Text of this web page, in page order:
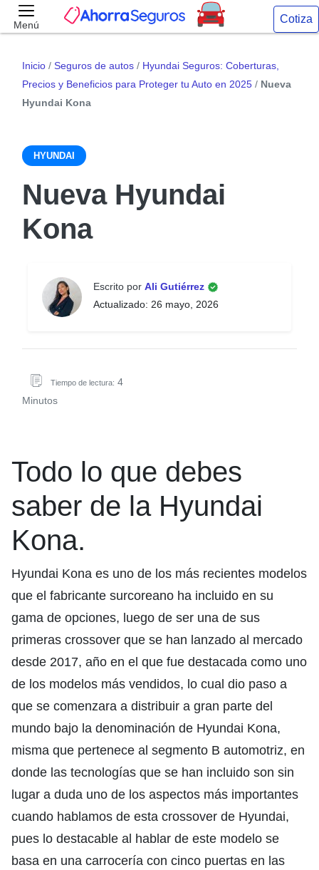
Menú Cotiza
Inicio / Seguros de autos / Hyundai Seguros: Coberturas,
Precios y Beneficios para Proteger tu Auto en 2025 / Nueva
Hyundai Kona
HYUNDAI
Nueva Hyundai
Kona
Escrito por Ali Gutiérrez
Actualizado: 26 mayo, 2026
Tiempo de lectura: 4
Minutos
Todo lo que debes
saber de la Hyundai
Kona.
Hyundai Kona es uno de los más recientes modelos
que el fabricante surcoreano ha incluido en su
gama de opciones, luego de ser una de sus
primeras crossover que se han lanzado al mercado
desde 2017, año en el que fue destacada como uno
de los modelos más vendidos, lo cual dio paso a
que se comenzara a distribuir a gran parte del
mundo bajo la denominación de Hyundai Kona,
misma que pertenece al segmento B automotriz, en
donde las tecnologías que se han incluido son sin
lugar a duda uno de los aspectos más importantes
cuando hablamos de esta crossover de Hyundai,
pues lo destacable al hablar de este modelo se
basa en una carrocería con cinco puertas en las